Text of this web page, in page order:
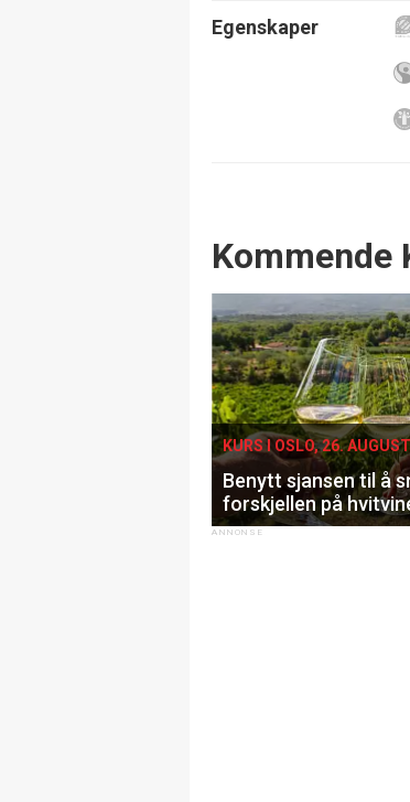
Egenskaper
Events
Kommende
KURS I OSLO, 26. AUGUST
Benytt sjansen til å
forskjellen på